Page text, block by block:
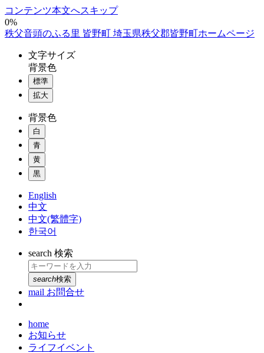
コンテンツ本文へスキップ
0%
秩父音頭のふる里 皆野町 埼玉県秩父郡皆野町ホームページ
文字サイズ
背景色
標準
拡大
背景色
白
青
黄
黒
English
中文
中文(繁體字)
한국어
search 検索
search検索
mail お問合せ
home
お知らせ
ライフイベント